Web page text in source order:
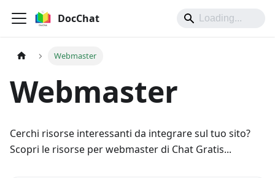
DocChat
Webmaster
Webmaster
Cerchi risorse interessanti da integrare sul tuo sito?
Scopri le risorse per webmaster di Chat Gratis...